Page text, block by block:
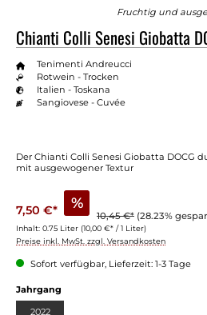
Fruchtig und
Chianti Colli Senesi Giobatta
Tenimenti Andreucci
Rotwein - Trocken
Italien - Toskana
Sangiovese - Cuvée
Der Chianti Colli Senesi Giobatta DOCG
mit ausgewogener Textur
7,50 €* %
10,45 €* (28.23%
Inhalt: 0.75 Liter (10,00 €* / 1 Liter)
Preise inkl. MwSt. zzgl. Versandkosten
Sofort verfügbar, Lieferzeit: 1-3 Tage
Jahrgang
2022